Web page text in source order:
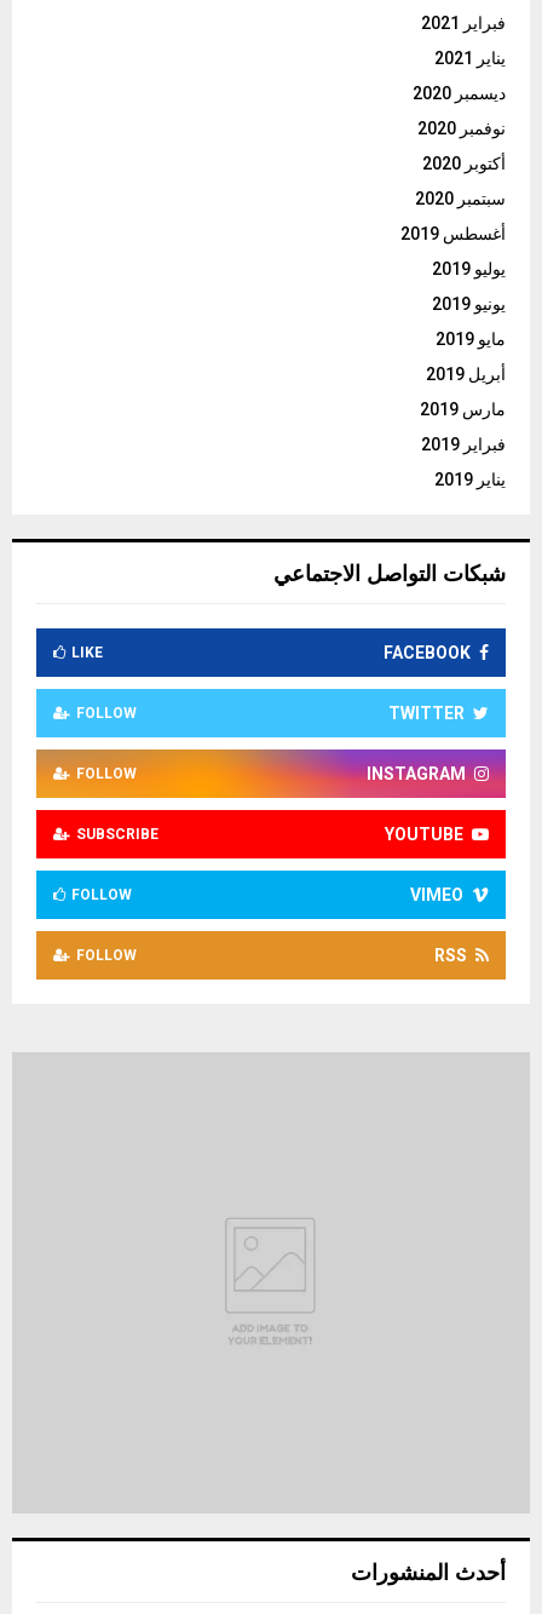
فبراير 2021
يناير 2021
ديسمبر 2020
نوفمبر 2020
أكتوبر 2020
سبتمبر 2020
أغسطس 2019
يوليو 2019
يونيو 2019
مايو 2019
أبريل 2019
مارس 2019
فبراير 2019
يناير 2019
شبكات التواصل الاجتماعي
FACEBOOK
LIKE
TWITTER
FOLLOW
INSTAGRAM
FOLLOW
YOUTUBE
SUBSCRIBE
VIMEO
FOLLOW
RSS
FOLLOW
أحدث المنشورات